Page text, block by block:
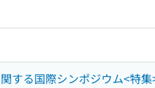
する国際シンポジウム<特集